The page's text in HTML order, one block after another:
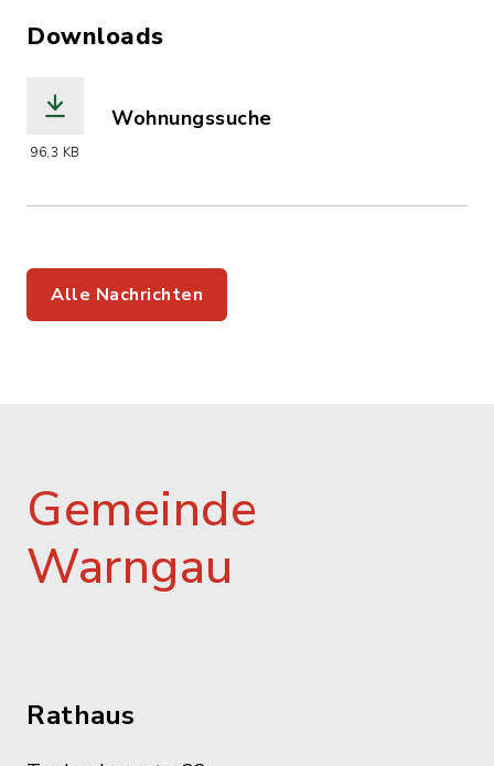
Downloads
96,3 KB
Wohnungssuche
Alle Nachrichten
Gemeinde
Warngau
Rathaus